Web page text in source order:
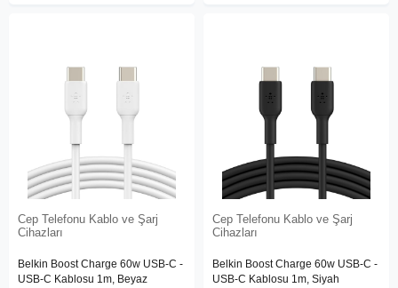
Cep Telefonu Kablo ve Şarj
Cihazları
Belkin Boost Charge 60w USB-C -
USB-C Kablosu 1m, Beyaz
Cep Telefonu Kablo ve Şarj
Cihazları
Belkin Boost Charge 60w USB-C -
USB-C Kablosu 1m, Siyah